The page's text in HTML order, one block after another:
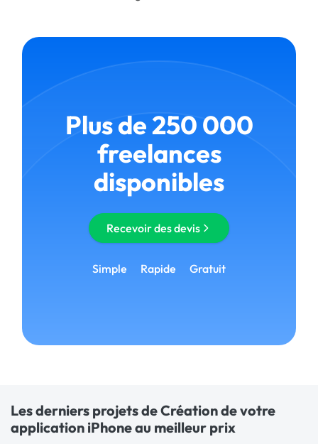
Plus de 250 000
freelances
disponibles
Recevoir des devis
Simple Rapide Gratuit
Les derniers projets de Création de votre
application iPhone au meilleur prix